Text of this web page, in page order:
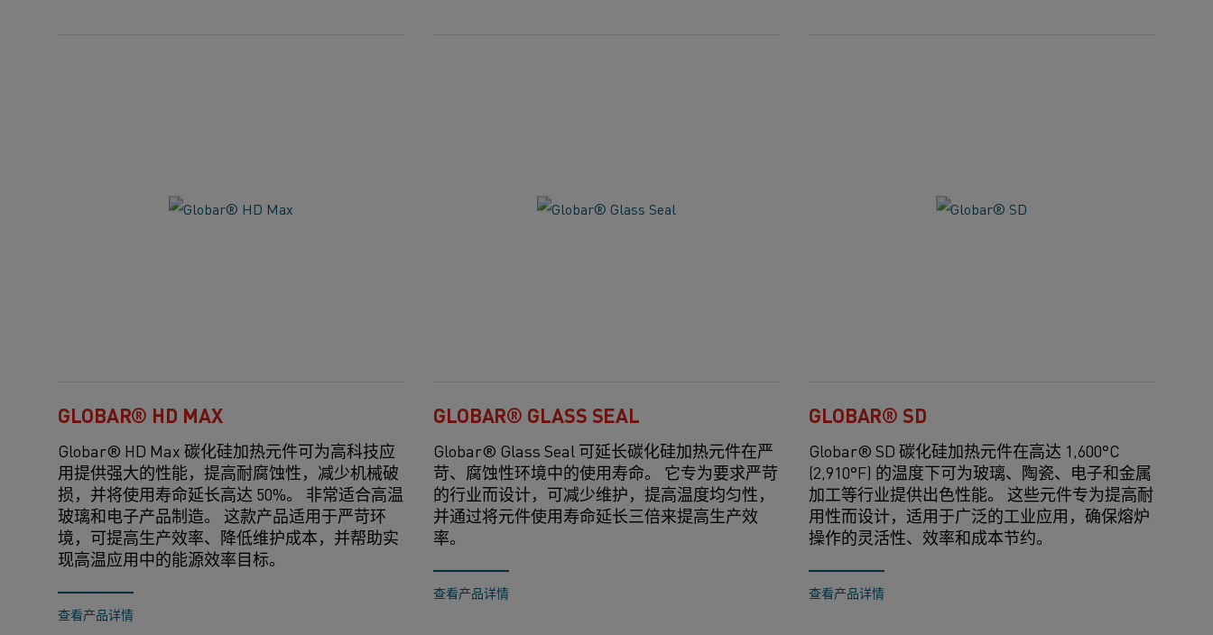
GLOBAR® HD MAX
Globar® HD Max 碳化硅加热元件可为高科技应
用提供强大的性能，提高耐腐蚀性，减少机械破
损，并将使用寿命延长高达 50%。 非常适合高温
玻璃和电子产品制造。 这款产品适用于严苛环
境，可提高生产效率、降低维护成本，并帮助实
现高温应用中的能源效率目标。
查看产品详情
GLOBAR® GLASS SEAL
Globar® Glass Seal 可延长碳化硅加热元件在严
苛、腐蚀性环境中的使用寿命。 它专为要求严苛
的行业而设计，可减少维护，提高温度均匀性，
并通过将元件使用寿命延长三倍来提高生产效
率。
查看产品详情
GLOBAR® SD
Globar® SD 碳化硅加热元件在高达 1,600°C
(2,910°F) 的温度下可为玻璃、陶瓷、电子和金属
加工等行业提供出色性能。 这些元件专为提高耐
用性而设计，适用于广泛的工业应用，确保熔炉
操作的灵活性、效率和成本节约。
查看产品详情